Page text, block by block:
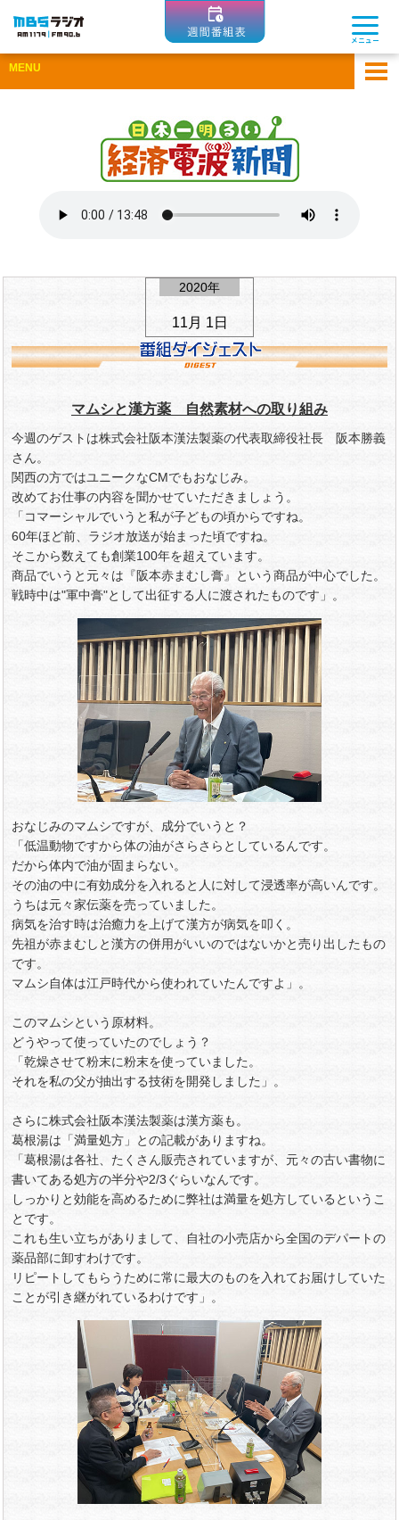
MBSラジオ 1179|FM90.6 メニュー
MENU
ゲスト企業一覧
ひとまちコラム
Spotifyで聴く 2020年
11月 1日
マムシと漢方薬 自然素材への取り組み
今週のゲストは株式会社阪本漢法製薬の代表取締役社長 阪本勝義
さん。
関西の方ではユニークなCMでもおなじみ。
改めてお仕事の内容を聞かせていただきましょう。
「コマーシャルでいうと私が子どもの頃からですね。
60年ほど前、ラジオ放送が始まった頃ですね。
そこから数えても創業100年を超えています。
商品でいうと元々は『阪本赤まむし膏』という商品が中心でした。
戦時中は"軍中膏"として出征する人に渡されたものです」。
おなじみのマムシですが、成分でいうと？
「低温動物ですから体の油がさらさらとしているんです。
だから体内で油が固まらない。
その油の中に有効成分を入れると人に対して浸透率が高いんです。
うちは元々家伝薬を売っていました。
病気を治す時は治癒力を上げて漢方が病気を叩く。
先祖が赤まむしと漢方の併用がいいのではないかと売り出したもの
です。
マムシ自体は江戸時代から使われていたんですよ」。
このマムシという原材料。
どうやって使っていたのでしょう？
「乾燥させて粉末に粉末を使っていました。
それを私の父が抽出する技術を開発しました」。
さらに株式会社阪本漢法製薬は漢方薬も。
葛根湯は「満量処方」との記載がありますね。
「葛根湯は各社、たくさん販売されていますが、元々の古い書物に
書いてある処方の半分や2/3ぐらいなんです。
しっかりと効能を高めるために弊社は満量を処方しているというこ
とです。
これも生い立ちがありまして、自社の小売店から全国のデパートの
薬品部に卸すわけです。
リピートしてもらうために常に最大のものを入れてお届けしていた
ことが引き継がれているわけです」。